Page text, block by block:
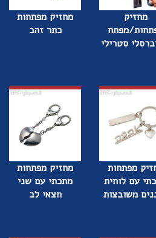
מחזיק
מפתח
סטרילי
מחזיק מפתחות
כתר זהב
מפתחות
עם לוחית
משובצות
מחזיק מפתחות
מתכתי עם שני
חצאי לב